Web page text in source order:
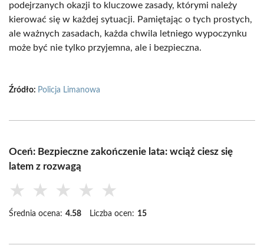
podejrzanych okazji to kluczowe zasady, którymi należy
kierować się w każdej sytuacji. Pamiętając o tych prostych,
ale ważnych zasadach, każda chwila letniego wypoczynku
może być nie tylko przyjemna, ale i bezpieczna.
Źródło: Policja Limanowa
Oceń: Bezpieczne zakończenie lata: wciąż ciesz się
latem z rozwagą
★ ★ ★ ★ ★
Średnia ocena: 4.58 Liczba ocen: 15